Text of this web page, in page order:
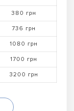
380 грн
736 грн
1080 грн
1700 грн
3200 грн